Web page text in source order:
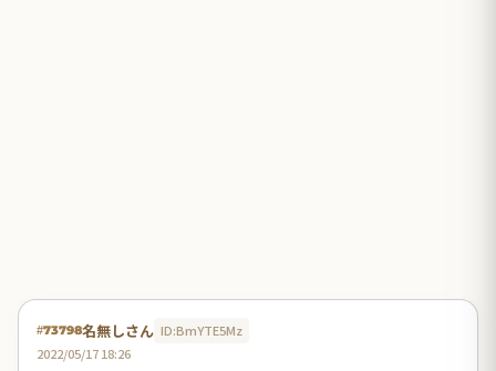
#73798名無しさん ID:BmYTE5Mz
2022/05/17 18:26